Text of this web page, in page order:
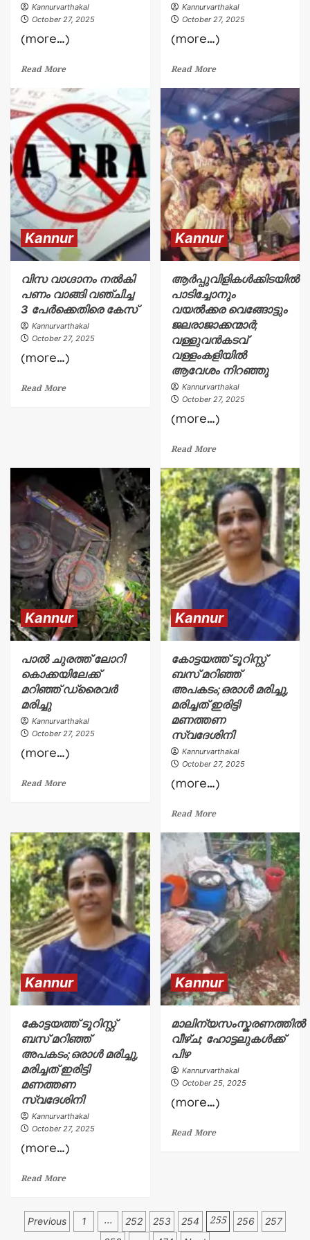
Kannurvarthakal
October 27, 2025
(more…)
Read More
Kannurvarthakal
October 27, 2025
(more…)
Read More
Kannur
വിസ വാഗ്ദാനം നൽകി
പണം വാങ്ങി വഞ്ചിച്ച
3 പേർക്കെതിരെ കേസ്
Kannurvarthakal
October 27, 2025
(more…)
Read More
Kannur
ആർപ്പുവിളികൾക്കിടയിൽ
പാടിച്ചോനും
വയൽക്കര വെങ്ങോട്ടും
ജലരാജാക്കന്മാർ;
വള്ളുവൻകടവ്
വള്ളംകളിയിൽ
ആവേശം നിറഞ്ഞു
Kannurvarthakal
October 27, 2025
(more…)
Read More
Kannur
പാൽ ചുരത്ത് ലോറി
കൊക്കയിലേക്ക്
മറിഞ്ഞ് ഡ്രൈവർ
മരിച്ചു
Kannurvarthakal
October 27, 2025
(more…)
Read More
Kannur
കോട്ടയത്ത് ടൂറിസ്റ്റ്
ബസ് മറിഞ്ഞ്
അപകടം;ഒരാൾ മരിച്ചു,
മരിച്ചത് ഇരിട്ടി
മണത്തണ
സ്വദേശിനി
Kannurvarthakal
October 27, 2025
(more…)
Read More
Kannur
കോട്ടയത്ത് ടൂറിസ്റ്റ്
ബസ് മറിഞ്ഞ്
അപകടം;ഒരാൾ മരിച്ചു,
മരിച്ചത് ഇരിട്ടി
മണത്തണ
സ്വദേശിനി
Kannurvarthakal
October 27, 2025
(more…)
Read More
Kannur
മാലിന്യസംസ്കരണത്തിൽ
വീഴ്ച; ഹോട്ടലുകൾക്ക്
പിഴ
Kannurvarthakal
October 25, 2025
(more…)
Read More
Previous 1 … 252 253 254 255 256
257